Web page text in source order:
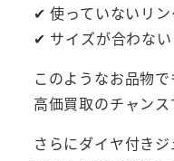
✔ 使っていないリ
✔ サイズが合わない
このようなお品物で
高価買取のチャンス
さらにダイヤ付き